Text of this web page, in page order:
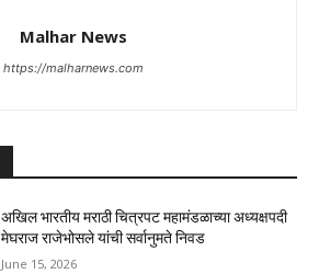
Malhar News
https://malharnews.com
अखिल भारतीय मराठी चित्रपट महामंडळाच्या अध्यक्षपदी
मेघराज राजेभोसले यांची सर्वानुमते निवड
June 15, 2026